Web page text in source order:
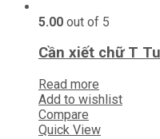
5.00 out of 5
Cần xiết chữ T
Read more
Add to wishlist
Compare
Quick View